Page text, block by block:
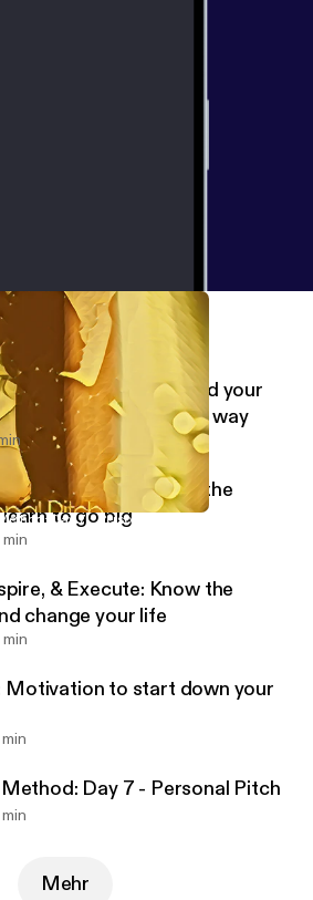
Day 7 - Personal Pitch
Drive hard toward your
yourself along the way
Reservation: Face the
to go big
min
& Execute: Know the
change your life
Motivation to start down your
Day 7 - Personal Pitch
Mehr